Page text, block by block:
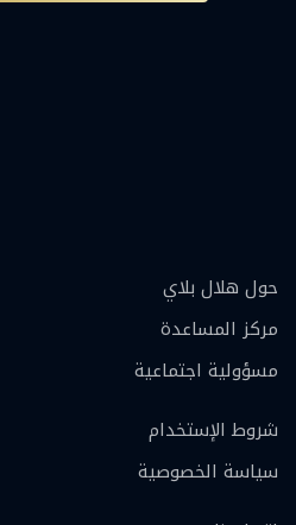
حول هلال بلاي
مركز المساعدة
مسؤولية اجتماعية
شروط الإستخدام
سياسة الخصوصية